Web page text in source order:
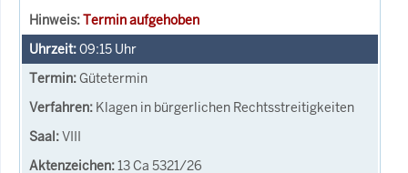
Termin aufgehoben
09:15 Uhr
Gütetermin
Klagen in bürgerlichen Rechtsstreitigkeiten
VIII
13 Ca 5321/26